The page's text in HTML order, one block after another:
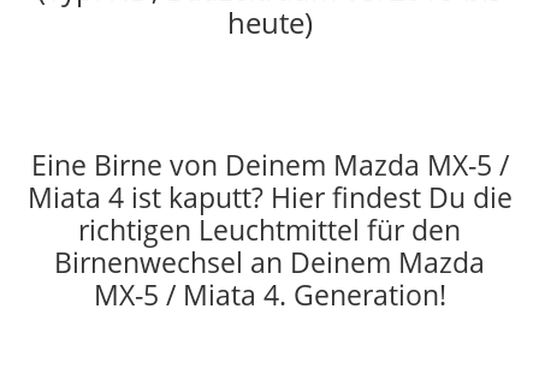
heute)
Eine Birne von Deinem Mazda MX-5 /
Miata 4 ist kaputt? Hier findest Du die
richtigen Leuchtmittel für den
Birnenwechsel an Deinem Mazda
MX-5 / Miata 4. Generation!